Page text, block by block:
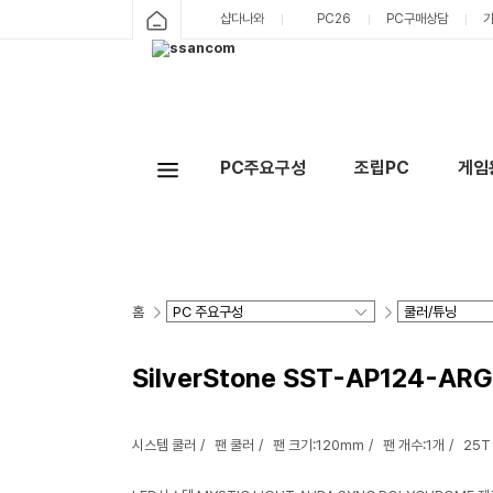
샵다나와 PC26 PC구매상담
PC주요구성 조립PC 게
홈
SilverStone SST-AP124-
시스템 쿨러 팬 쿨러 팬 크기:120mm 팬 개수:1개 25T